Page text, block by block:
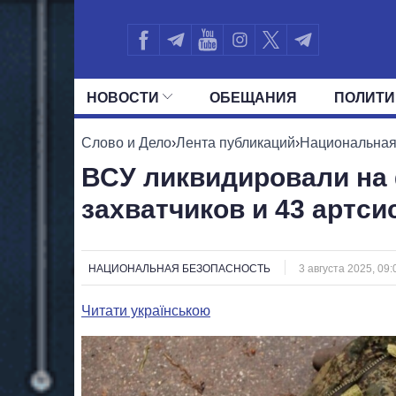
НОВОСТИ ОБЕЩАНИЯ
ВСЕ ПОЛИТИКИ ПРЕЗИДЕНТ И
Слово и Дело›Лента публикаций›
ВСУ ликвидировали
захватчиков и 43
НАЦИОНАЛЬНАЯ БЕЗОПАСНОСТЬ 3 августа 2025,
Читати українською